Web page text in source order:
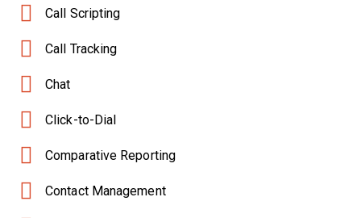
Call Scripting
Call Tracking
Chat
Click-to-Dial
Comparative Reporting
Contact Management